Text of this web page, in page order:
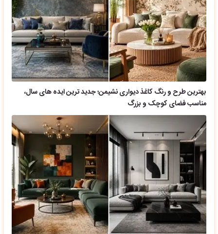
بهترین طرح و رنگ کاغذ دیواری نشیمن؛ جدید ترین ایده های سال،
مناسب فضای کوچک و بزرگ